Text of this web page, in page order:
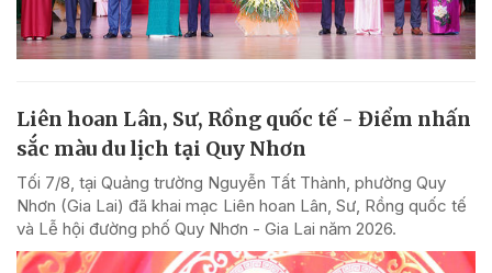
Liên hoan Lân, Sư, Rồng quốc tế - Điểm nhấn
sắc màu du lịch tại Quy Nhơn
Tối 7/8, tại Quảng trường Nguyễn Tất Thành, phường Quy
Nhơn (Gia Lai) đã khai mạc Liên hoan Lân, Sư, Rồng quốc tế
và Lễ hội đường phố Quy Nhơn - Gia Lai năm 2026.